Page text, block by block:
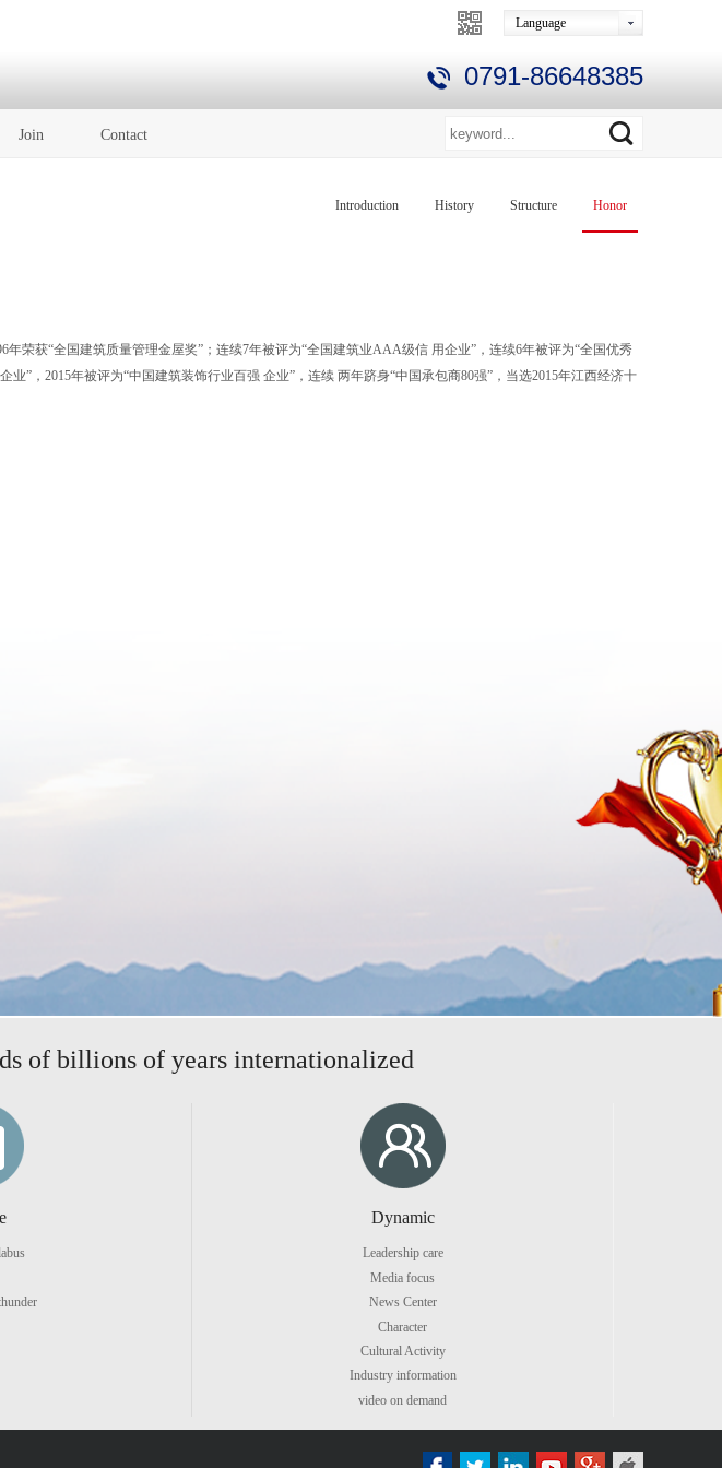
Language
0791-86648385
Join Contact
Introduction History Structure Honor
荣获“全国建筑质量管理金屋奖”；连续7年被评为“全国建筑业AAA级信 用企业”，连续6年被评为“全国优秀
”，2015年被评为“中国建筑装饰行业百强 企业”，连续 两年跻身“中国承包商80强”，当选2015年江西经济十
of billions of years internationalized
Dynamic
Leadership care
Media focus
News Center
Character
Cultural Activity
Industry information
video on demand